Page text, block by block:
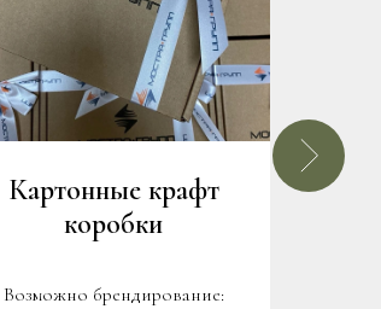
Картонные крафт
коробки
Возможно брендирование: